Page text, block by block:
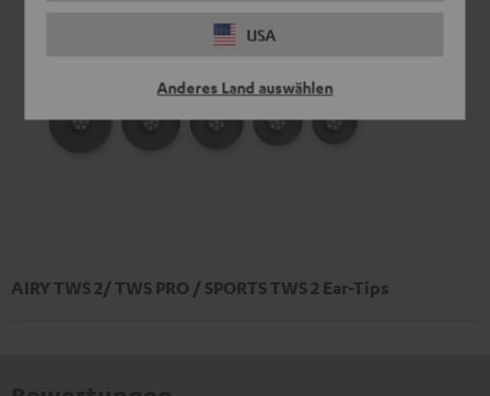
USA
Anderes Land auswählen
AIRY TWS 2/ TWS PRO / SPORTS TWS 2 Ear-Tips